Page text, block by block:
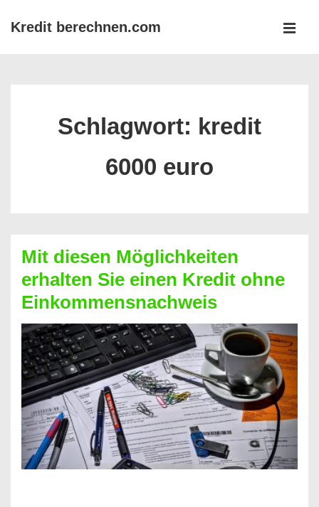
ZumKredit berechnen.com
Schlagwort: kredit
6000 euro
Mit diesen Möglichkeiten
erhalten Sie einen Kredit ohne
Einkommensnachweis